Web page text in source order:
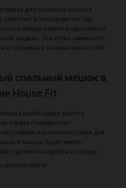
для спальных мешков
работает в холодную погоду.
мешки имеют водостойкую
защиты. Пух легко сжимается,
и прочным в течение многих лет
спальный мешок в
House Fit
мешка необходимо многое
страна с невероятно
и возможностями для
мешок будет иметь
уровня комфорта в походе.
можете найти: